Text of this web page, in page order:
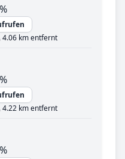
4.06 km entfernt
4.22 km entfernt